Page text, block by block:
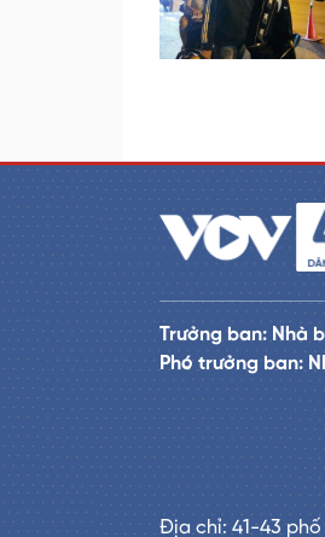
Trưởng ban: Nhà
Phó trưởng ban:
Địa chỉ: 41-43 phố